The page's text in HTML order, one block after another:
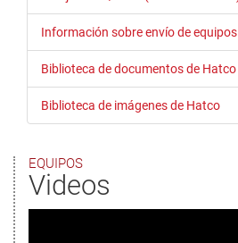
Información sobre envío de equipos
Biblioteca de documentos de Hatco
Biblioteca de imágenes de Hatco
EQUIPOS
Videos